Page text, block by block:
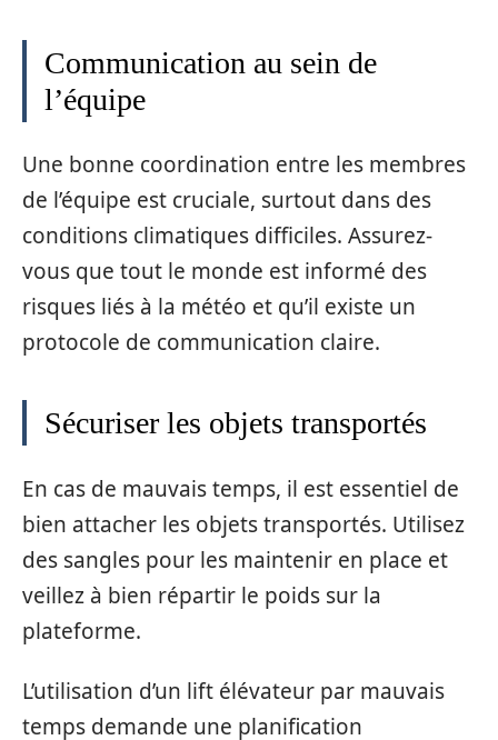
Communication au sein de
l’équipe
Une bonne coordination entre les membres
de l’équipe est cruciale, surtout dans des
conditions climatiques difficiles. Assurez-
vous que tout le monde est informé des
risques liés à la météo et qu’il existe un
protocole de communication claire.
Sécuriser les objets transportés
En cas de mauvais temps, il est essentiel de
bien attacher les objets transportés. Utilisez
des sangles pour les maintenir en place et
veillez à bien répartir le poids sur la
plateforme.
L’utilisation d’un lift élévateur par mauvais
temps demande une planification